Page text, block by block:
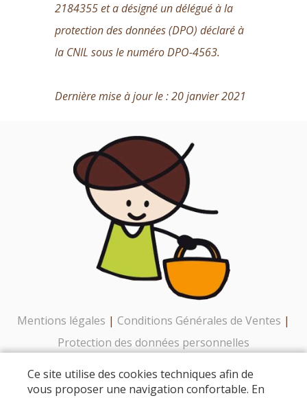
2184355 et a désigné un délégué à la
protection des données (DPO) déclaré à
la CNIL sous le numéro DPO-4563.
Dernière mise à jour le : 20 janvier 2021
Mentions légales | Conditions Générales de Ventes |
Protection des données personnelles
© Copyright 2026 - USSES ET BORNES : PRODUCTEURS EN
Ce site utilise des cookies techniques afin de
vous proposer une navigation confortable. En